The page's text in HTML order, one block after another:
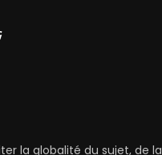
la globalité du sujet, de la